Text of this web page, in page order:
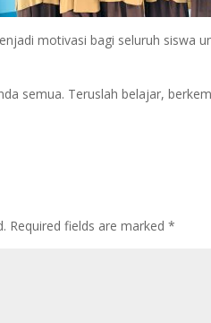
motivasi bagi seluruh siswa
semua. Teruslah belajar,
Required fields are marked*